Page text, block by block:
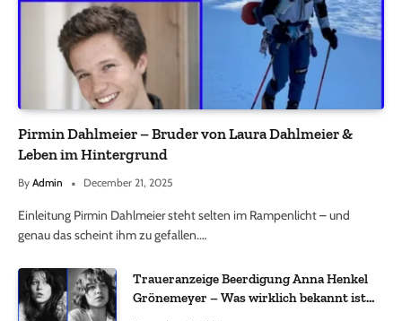
Pirmin Dahlmeier – Bruder von Laura Dahlmeier &
Leben im Hintergrund
By Admin December 21, 2025
Einleitung Pirmin Dahlmeier steht selten im Rampenlicht – und
genau das scheint ihm zu gefallen.…
Traueranzeige Beerdigung Anna Henkel
Grönemeyer – Was wirklich bekannt ist